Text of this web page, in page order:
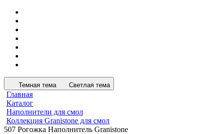
Темная тема Светлая тема
Главная
Каталог
Наполнители для смол
Коллекция Granistone для смол
507 Рогожка Наполнитель Granistone